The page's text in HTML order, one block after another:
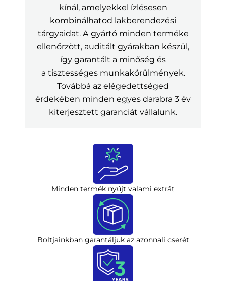
kínál, amelyekkel ízlésesen
kombinálhatod lakberendezési
tárgyaidat. A gyártó minden terméke
ellenőrzött, auditált gyárakban készül,
így garantált a minőség és
a tisztességes munkakörülmények.
Továbbá az elégedettséged
érdekében minden egyes darabra 3 év
kiterjesztett garanciát vállalunk.
Minden termék nyújt valami extrát
Boltjainkban garantáljuk az azonnali cserét